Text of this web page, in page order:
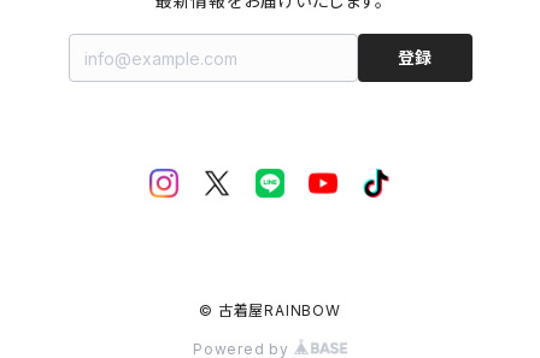
登録
© 古着屋RAINBOW
Powered by